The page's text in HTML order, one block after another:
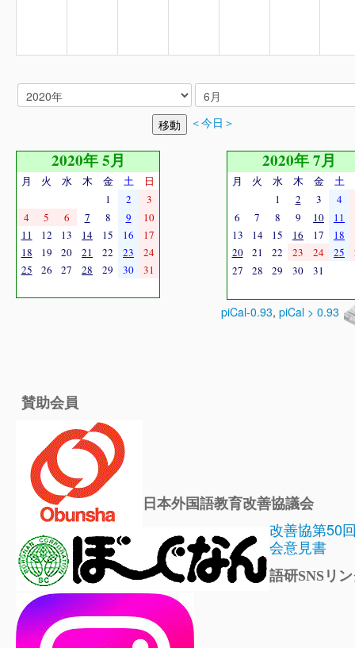
＜今日＞
2020年 5月
月 火 水 木 金 土
日
1
2
3
4
5 6 7 8 9
10
11
12 13 14 15 16
17
18
19 20 21 22 23
24
25
26 27 28 29 30 31
2020年 7月
月 火 水 木 金 土
1
2 3
4
6
7 8 9 10 11
13
14 15 16 17 18
20
21 22 23 24 25
27
28 29 30 31
piCal-0.93, piCal > 0.93
賛助会員
日本外国語教育改善協議会
改善協第50
会意見書
語研SNSリ